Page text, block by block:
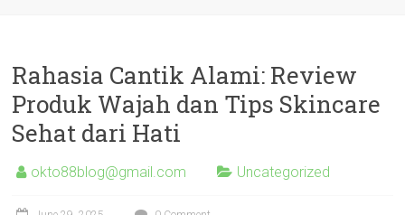
Rahasia Cantik Alami: Review
Produk Wajah dan Tips Skincare
Sehat dari Hati
okto88blog@gmail.com Uncategorized